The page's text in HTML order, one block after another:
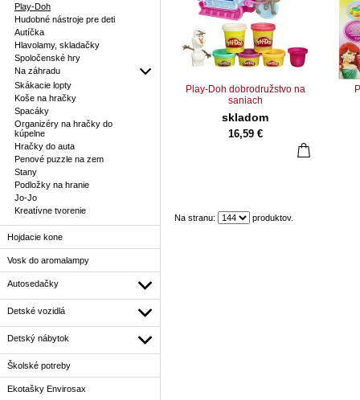
Play-Doh
Hudobné nástroje pre deti
Autíčka
Hlavolamy, skladačky
Spoločenské hry
Na záhradu
Skákacie lopty
Koše na hračky
Spacáky
Organizéry na hračky do
kúpelne
Hračky do auta
Penové puzzle na zem
Stany
Podložky na hranie
Jo-Jo
Kreatívne tvorenie
Hojdacie kone
Vosk do aromalampy
Autosedačky
Detské vozidlá
Detský nábytok
Školské potreby
Ekotašky Envirosax
Play-Doh dobrodružstvo na
saniach
skladom
16,59 €
Na stranu: produktov.